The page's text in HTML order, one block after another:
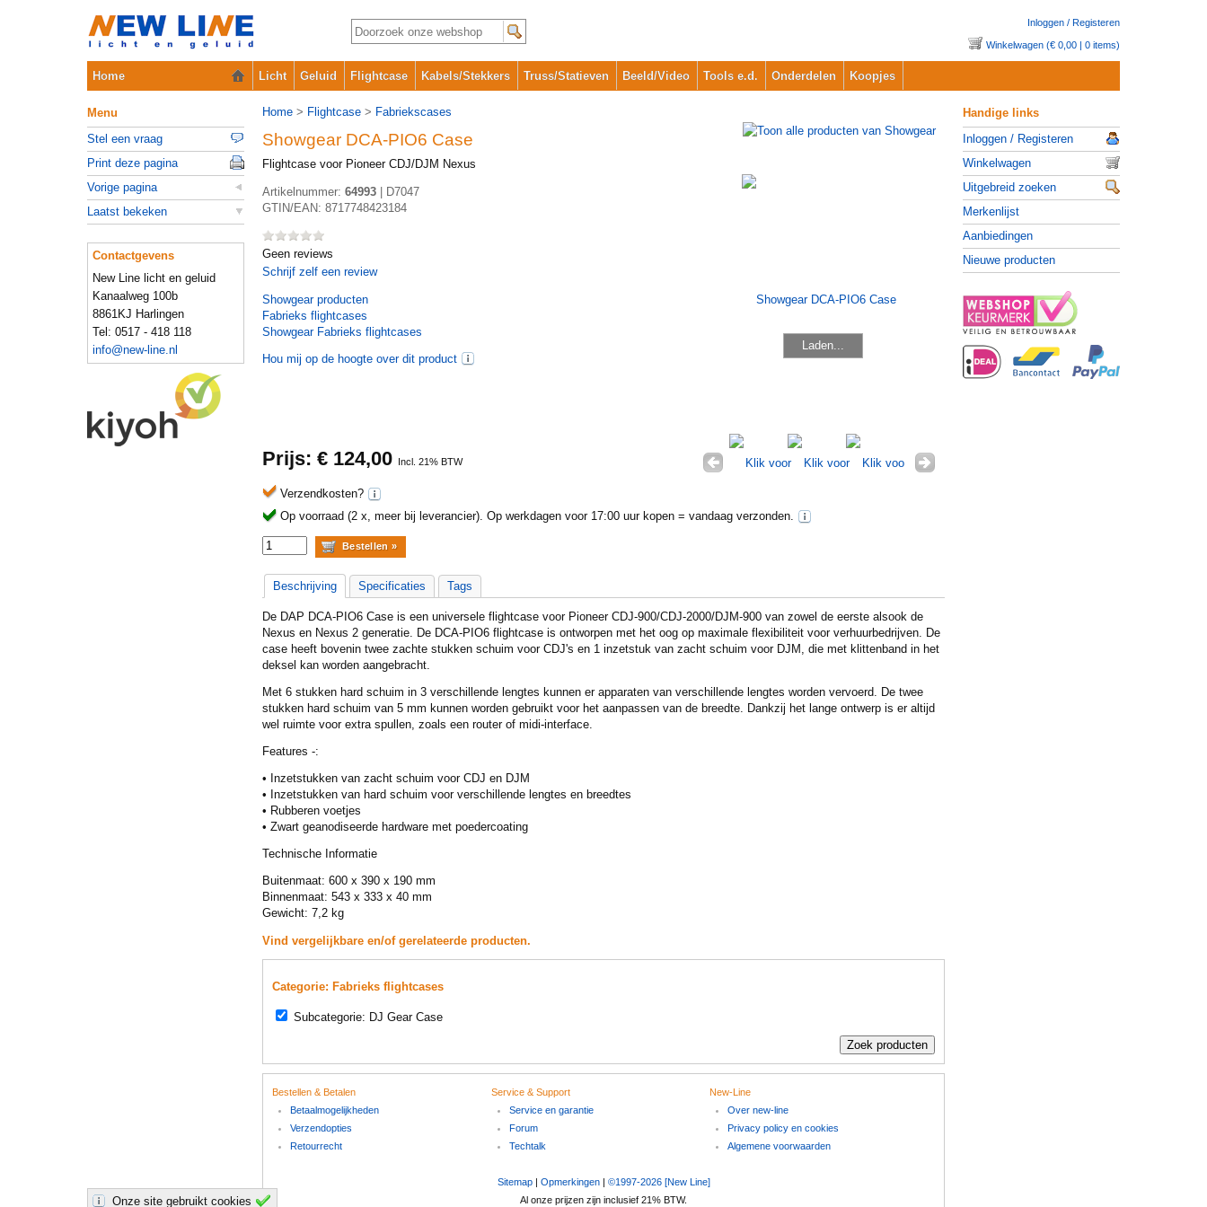
Inloggen / Registeren
Winkelwagen (€ 0,00 | 0 items)
Home Licht Geluid Flightcase Kabels/Stekkers Truss/Statieven Beeld/Video Tools e.d. Onderdelen Koopjes
Home > Flightcase > Fabriekscases
Showgear DCA-PIO6 Case
Flightcase voor Pioneer CDJ/DJM Nexus
Laden...
Artikelnummer: 64993
D7047
GTIN/EAN: 8717748423184
Geen reviews
Schrijf zelf een review
Showgearproducten
Fabrieks flightcases
Showgear Fabrieks flightcases
Hou mij op de hoogte over dit product
Prijs: € 124,00 Incl. 21% BTW
Verzendkosten?
Op voorraad (2 x, meer bij leverancier). Op werkdagen voor 17:00 uur kopen = vandaag verzonden.
Beschrijving Specificaties Tags
De DAP DCA-PIO6 Case is een universele flightcase voor Pioneer CDJ-900/CDJ-2000/DJM-900 van zowel de eerste alsook de
Nexus en Nexus 2 generatie. De DCA-PIO6 flightcase is ontworpen met het oog op maximale flexibiliteit voor verhuurbedrijven. De
case heeft bovenin twee zachte stukken schuim voor CDJ's en 1 inzetstuk van zacht schuim voor DJM, die met klittenband in het
deksel kan worden aangebracht.
Met 6 stukken hard schuim in 3 verschillende lengtes kunnen er apparaten van verschillende lengtes worden vervoerd. De twee
stukken hard schuim van 5 mm kunnen worden gebruikt voor het aanpassen van de breedte. Dankzij het lange ontwerp is er altijd
wel ruimte voor extra spullen, zoals een router of midi-interface.
Features -:
• Inzetstukken van zacht schuim voor CDJ en DJM
• Inzetstukken van hard schuim voor verschillende lengtes en breedtes
• Rubberen voetjes
• Zwart geanodiseerde hardware met poedercoating
Technische Informatie
Buitenmaat: 600 x 390 x 190 mm
Binnenmaat: 543 x 333 x 40 mm
Gewicht: 7,2 kg
Vind vergelijkbare en/of gerelateerde producten.
Categorie: Fabrieks flightcases
Subcategorie: DJ Gear Case
Menu
Stel een vraag
Print deze pagina
Vorige pagina
Laatst bekeken
Contactgevens
New Line licht en geluid
Kanaalweg 100b
8861KJ Harlingen
Tel: 0517 - 418 118
info@new-line.nl
Handige links
Inloggen / Registeren
Winkelwagen
Uitgebreid zoeken
Merkenlijst
Aanbiedingen
Nieuwe producten
Bestellen & Betalen
Betaalmogelijkheden
Verzendopties
Retourrecht
Service & Support
Service en garantie
Forum
Techtalk
New-Line
Over new-line
Privacy policy en cookies
Algemene voorwaarden
Sitemap| Opmerkingen| ©1997-2026 [New Line]
Al onze prijzen zijn inclusief 21% BTW.
Onze site gebruikt cookies